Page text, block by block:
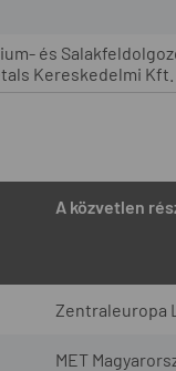
és
Kereskedelmi Kft.
A közvetlen
Zentraleuropa
MET